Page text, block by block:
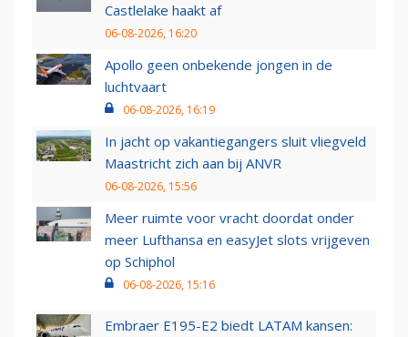
Castlelake haakt af
06-08-2026, 16:20
Apollo geen onbekende jongen in de
luchtvaart
06-08-2026, 16:19
In jacht op vakantiegangers sluit vliegveld
Maastricht zich aan bij ANVR
06-08-2026, 15:56
Meer ruimte voor vracht doordat onder
meer Lufthansa en easyJet slots vrijgeven
op Schiphol
06-08-2026, 15:16
Embraer E195-E2 biedt LATAM kansen: